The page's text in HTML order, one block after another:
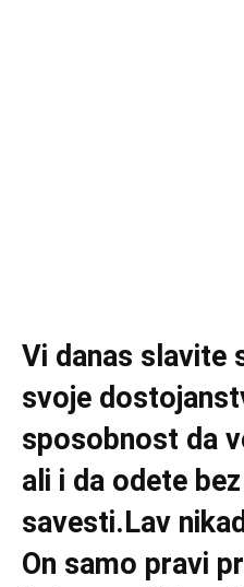
Vi danas slavite
svoje
sposobnost da
ali i da odete
savesti.Lav
On samo pravi